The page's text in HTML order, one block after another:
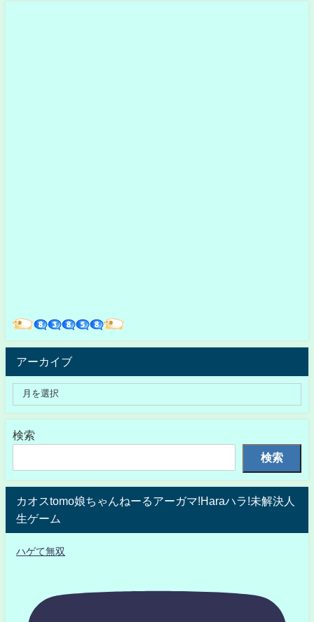
アーカイブ
検索
検索
カオスtomo娘ちゃんねーるアーガマ!Haraハラ!未解決人
生ゲーム
ハゲて無双